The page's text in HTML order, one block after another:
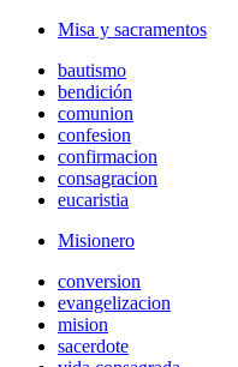
Misa y sacramentos
bautismo
bendición
comunion
confesion
confirmacion
consagracion
eucaristia
Misionero
conversion
evangelizacion
mision
sacerdote